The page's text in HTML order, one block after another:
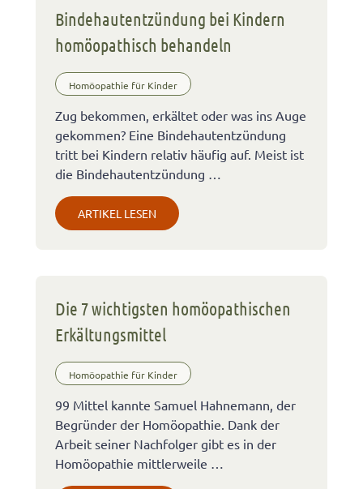
Bindehautentzündung bei Kindern
homöopathisch behandeln
Homöopathie für Kinder
Zug bekommen, erkältet oder was ins Auge
gekommen? Eine Bindehautentzündung
tritt bei Kindern relativ häufig auf. Meist ist
die Bindehautentzündung …
ARTIKEL LESEN
Die 7 wichtigsten homöopathischen
Erkältungsmittel
Homöopathie für Kinder
99 Mittel kannte Samuel Hahnemann, der
Begründer der Homöopathie. Dank der
Arbeit seiner Nachfolger gibt es in der
Homöopathie mittlerweile …